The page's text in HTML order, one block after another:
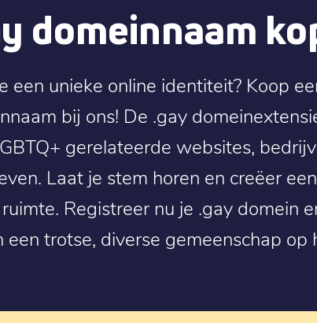
domeinnaam
een unieke online identiteit? Koop
bij ons! De .gay
gerelateerde websites,
Laat je stem horen en creëer
Registreer nu je .gay domein
een trotse, diverse gemeenschap op